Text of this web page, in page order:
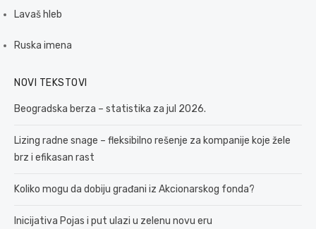
Lavaš hleb
Ruska imena
NOVI TEKSTOVI
Beogradska berza – statistika za jul 2026.
Lizing radne snage – fleksibilno rešenje za kompanije koje žele
brz i efikasan rast
Koliko mogu da dobiju građani iz Akcionarskog fonda?
Inicijativa Pojas i put ulazi u zelenu novu eru